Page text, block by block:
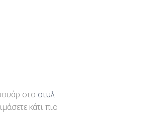
στο στυλ
κάτι πιο